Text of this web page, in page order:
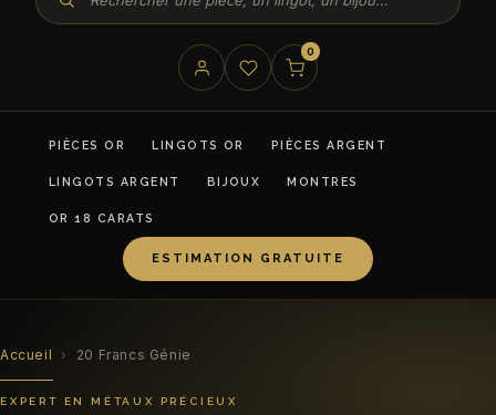
0
PIÈCES OR LINGOTS OR PIÈCES ARGENT
LINGOTS ARGENT BIJOUX MONTRES
OR 18 CARATS
ESTIMATION GRATUITE
Accueil › 20 Francs Génie
EXPERT EN MÉTAUX PRÉCIEUX